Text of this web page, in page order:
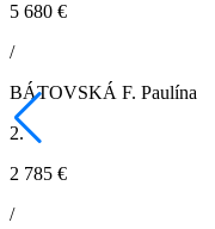
5 680 €
/
BÁTOVSKÁ F. Paulína
2.
2 785 €
/